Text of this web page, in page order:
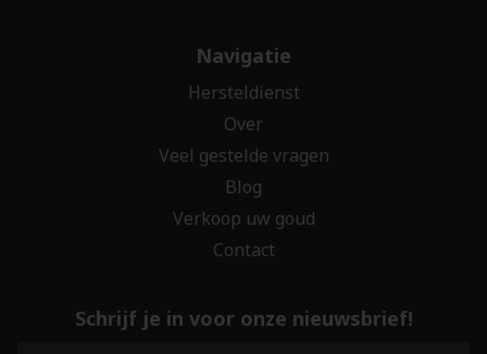
Navigatie
Hersteldienst
Over
Veel gestelde vragen
Blog
Verkoop uw goud
Contact
Schrijf je in voor onze nieuwsbrief!